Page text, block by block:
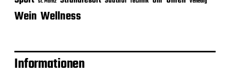
Wein Wellness
Informationen